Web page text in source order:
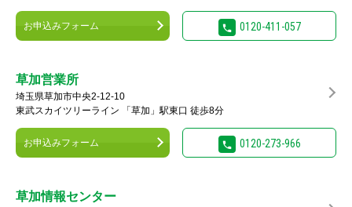
お申込みフォーム 0120-411-057
草加営業所
埼玉県草加市中央2-12-10
東武スカイツリーライン 「草加」駅東口 徒歩8分
お申込みフォーム 0120-273-966
草加情報センター